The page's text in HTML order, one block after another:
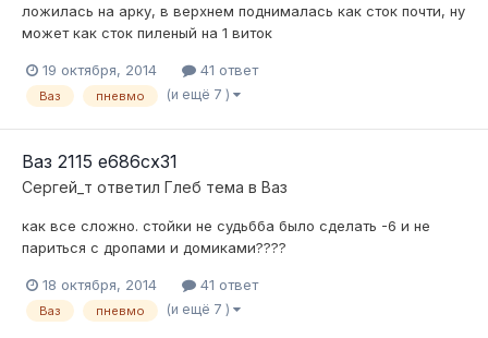
ложилась на арку, в верхнем поднималась как сток почти, ну
может как сток пиленый на 1 виток
19 октября, 2014 41 ответ
Ваз пневмо (и ещё 7 )
Ваз 2115 е686сх31
Сергей_т ответил Глеб тема в Ваз
как все сложно. стойки не судьбба было сделать -6 и не
париться с дропами и домиками????
18 октября, 2014 41 ответ
Ваз пневмо (и ещё 7 )